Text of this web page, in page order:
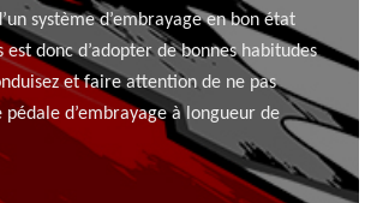
système d’embrayage en bon état
donc d’adopter de bonnes habitudes
et faire attention de ne pas
pédale d’embrayage à longueur de